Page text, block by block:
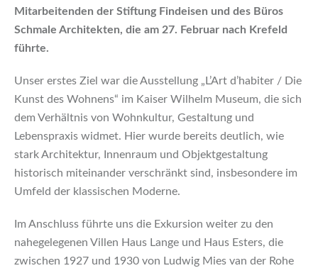
Mitarbeitenden der Stiftung Findeisen und des Büros
Schmale Architekten, die am 27. Februar nach Krefeld
führte.
Unser erstes Ziel war die Ausstellung „L’Art d’habiter / Die
Kunst des Wohnens“ im Kaiser Wilhelm Museum, die sich
dem Verhältnis von Wohnkultur, Gestaltung und
Lebenspraxis widmet. Hier wurde bereits deutlich, wie
stark Architektur, Innenraum und Objektgestaltung
historisch miteinander verschränkt sind, insbesondere im
Umfeld der klassischen Moderne.
Im Anschluss führte uns die Exkursion weiter zu den
nahegelegenen Villen Haus Lange und Haus Esters, die
zwischen 1927 und 1930 von Ludwig Mies van der Rohe